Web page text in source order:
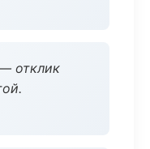
отклик